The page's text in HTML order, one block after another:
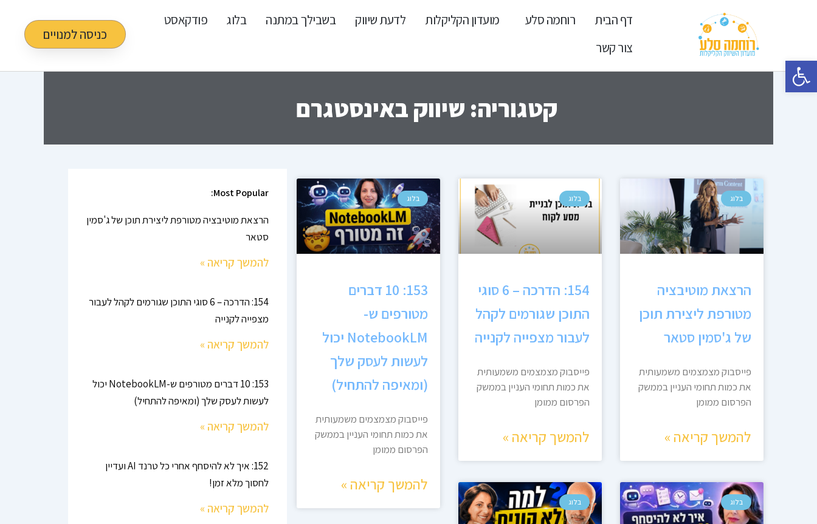
פתח סרגל נגישות
דף הבית רוחמה סלע מועדון הקליקלות לדעת שיווק בשבילך במתנה בלוג
פודקאסט
צור קשר
כניסה למנויים
קטגוריה: שיווק באינסטגרם
בלוג
הרצאת מוטיבציה
מטורפת ליצירת תוכן
של ג'סמין סטאר
פייסבוק מצמצמים משמעותית
את כמות תחומי העניין בממשק
הפרסום ממומן
להמשך קריאה »
בלוג
154: הדרכה – 6 סוגי
התוכן שגורמים לקהל
לעבור מצפייה לקנייה
פייסבוק מצמצמים משמעותית
את כמות תחומי העניין בממשק
הפרסום ממומן
להמשך קריאה »
בלוג
153: 10 דברים
מטורפים ש-
NotebookLM יכול
לעשות לעסק שלך
(ומאיפה להתחיל)
פייסבוק מצמצמים משמעותית
את כמות תחומי העניין בממשק
הפרסום ממומן
להמשך קריאה »
בלוג בלוג
עמוד
Most Popular:
הרצאת מוטיבציה מטורפת ליצירת תוכן של ג'סמין
סטאר
להמשך קריאה »
154: הדרכה – 6 סוגי התוכן שגורמים לקהל לעבור
מצפייה לקנייה
להמשך קריאה »
153: 10 דברים מטורפים ש-NotebookLM יכול
לעשות לעסק שלך (ומאיפה להתחיל)
להמשך קריאה »
152: איך לא להיסחף אחרי כל טרנד AI ועדיין
לחסוך מלא זמן!
להמשך קריאה »